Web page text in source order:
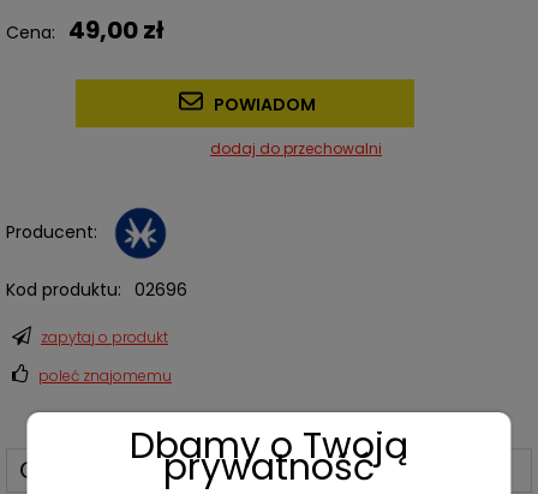
Cena: 49,00 zł
POWIADOM
dodaj do przechowalni
Producent:
Kod produktu: 02696
zapytaj o produkt
poleć znajomemu
Opis
Dbamy o Twoją
prywatność